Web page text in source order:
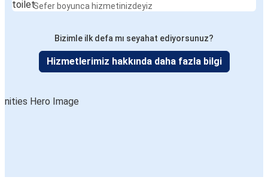
Sefer boyunca hizmetinizdeyiz
Bizimle ilk defa mı seyahat ediyorsunuz?
Hizmetlerimiz hakkında daha fazla bilgi